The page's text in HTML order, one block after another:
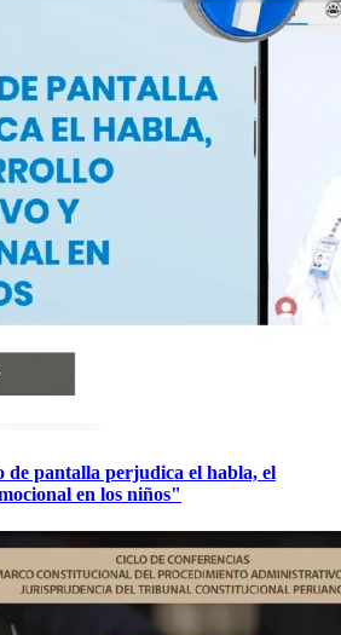
de pantalla perjudica el habla, el
en los niños"